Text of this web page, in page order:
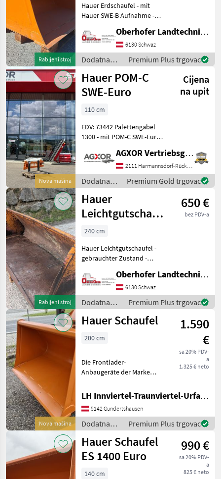
Rabljeni stroj
Hauer Erdschaufel - mit
Hauer SWE-B Aufnahme -
TOP Zustand - Breite 120cm
- Volumen 0, 42m² -
Eigengewicht 138kg -
Baujahr leider nicht
Oberhofer Landtechnik GmbH
6130 Schwaz
Dodatna
oprema za
traktore /
Hauer
Premium Plus trgovac
Nova mašina
Hauer POM-C
SWE-Euro
Cijena
na upit
110 cm
EDV: 73442 Palettengabel
1300 - mit POM-C SWE-Euro
1100mm Das Verkaufsteam
der Fa. Agxor zeigt Ihnen
das Gerät/Maschine gerne
und bit
AGXOR Vertriebsgesellschaft Ost GmbH
2111 Harmannsdorf-Rückersdorf
Dodatna
oprema za
traktore /
Hauer
Premium Gold trgovac
Rabljeni stroj
Hauer
Leichtgutschaufel
Lang 2400mm
verstärkte
Ausführ
650 €
bez PDV-a
240 cm
Hauer Leichtgutschaufel -
gebrauchter Zustand -
2400mm - Hauer Aufnahme
118cm - wurde
nachgeschweißt -
Winkeleisen an den Seite
Oberhofer Landtechnik GmbH
6130 Schwaz
Dodatna
oprema za
traktore /
Premium Plus trgovac
Nova mašina
Hauer Schaufel
1.590
€
sa 20% PDV-
a
1.325 € neto
200 cm
Die Frontlader-
Anbaugeräte der Marke
ihre robuste Bauweise und
Vielseitigkeit aus. Das
Modell, das wir hier
vorstellen, beeindruckt mit
ein
LH Innviertel-Traunviertel-Urfahr eGen, Gundertshausen
5142 Gundertshausen
Dodatna
oprema za
traktore /
Hauer
Premium Plus trgovac
Hauer Schaufel
ES 1400 Euro
990 €
sa 20% PDV-
a
825 € neto
140 cm